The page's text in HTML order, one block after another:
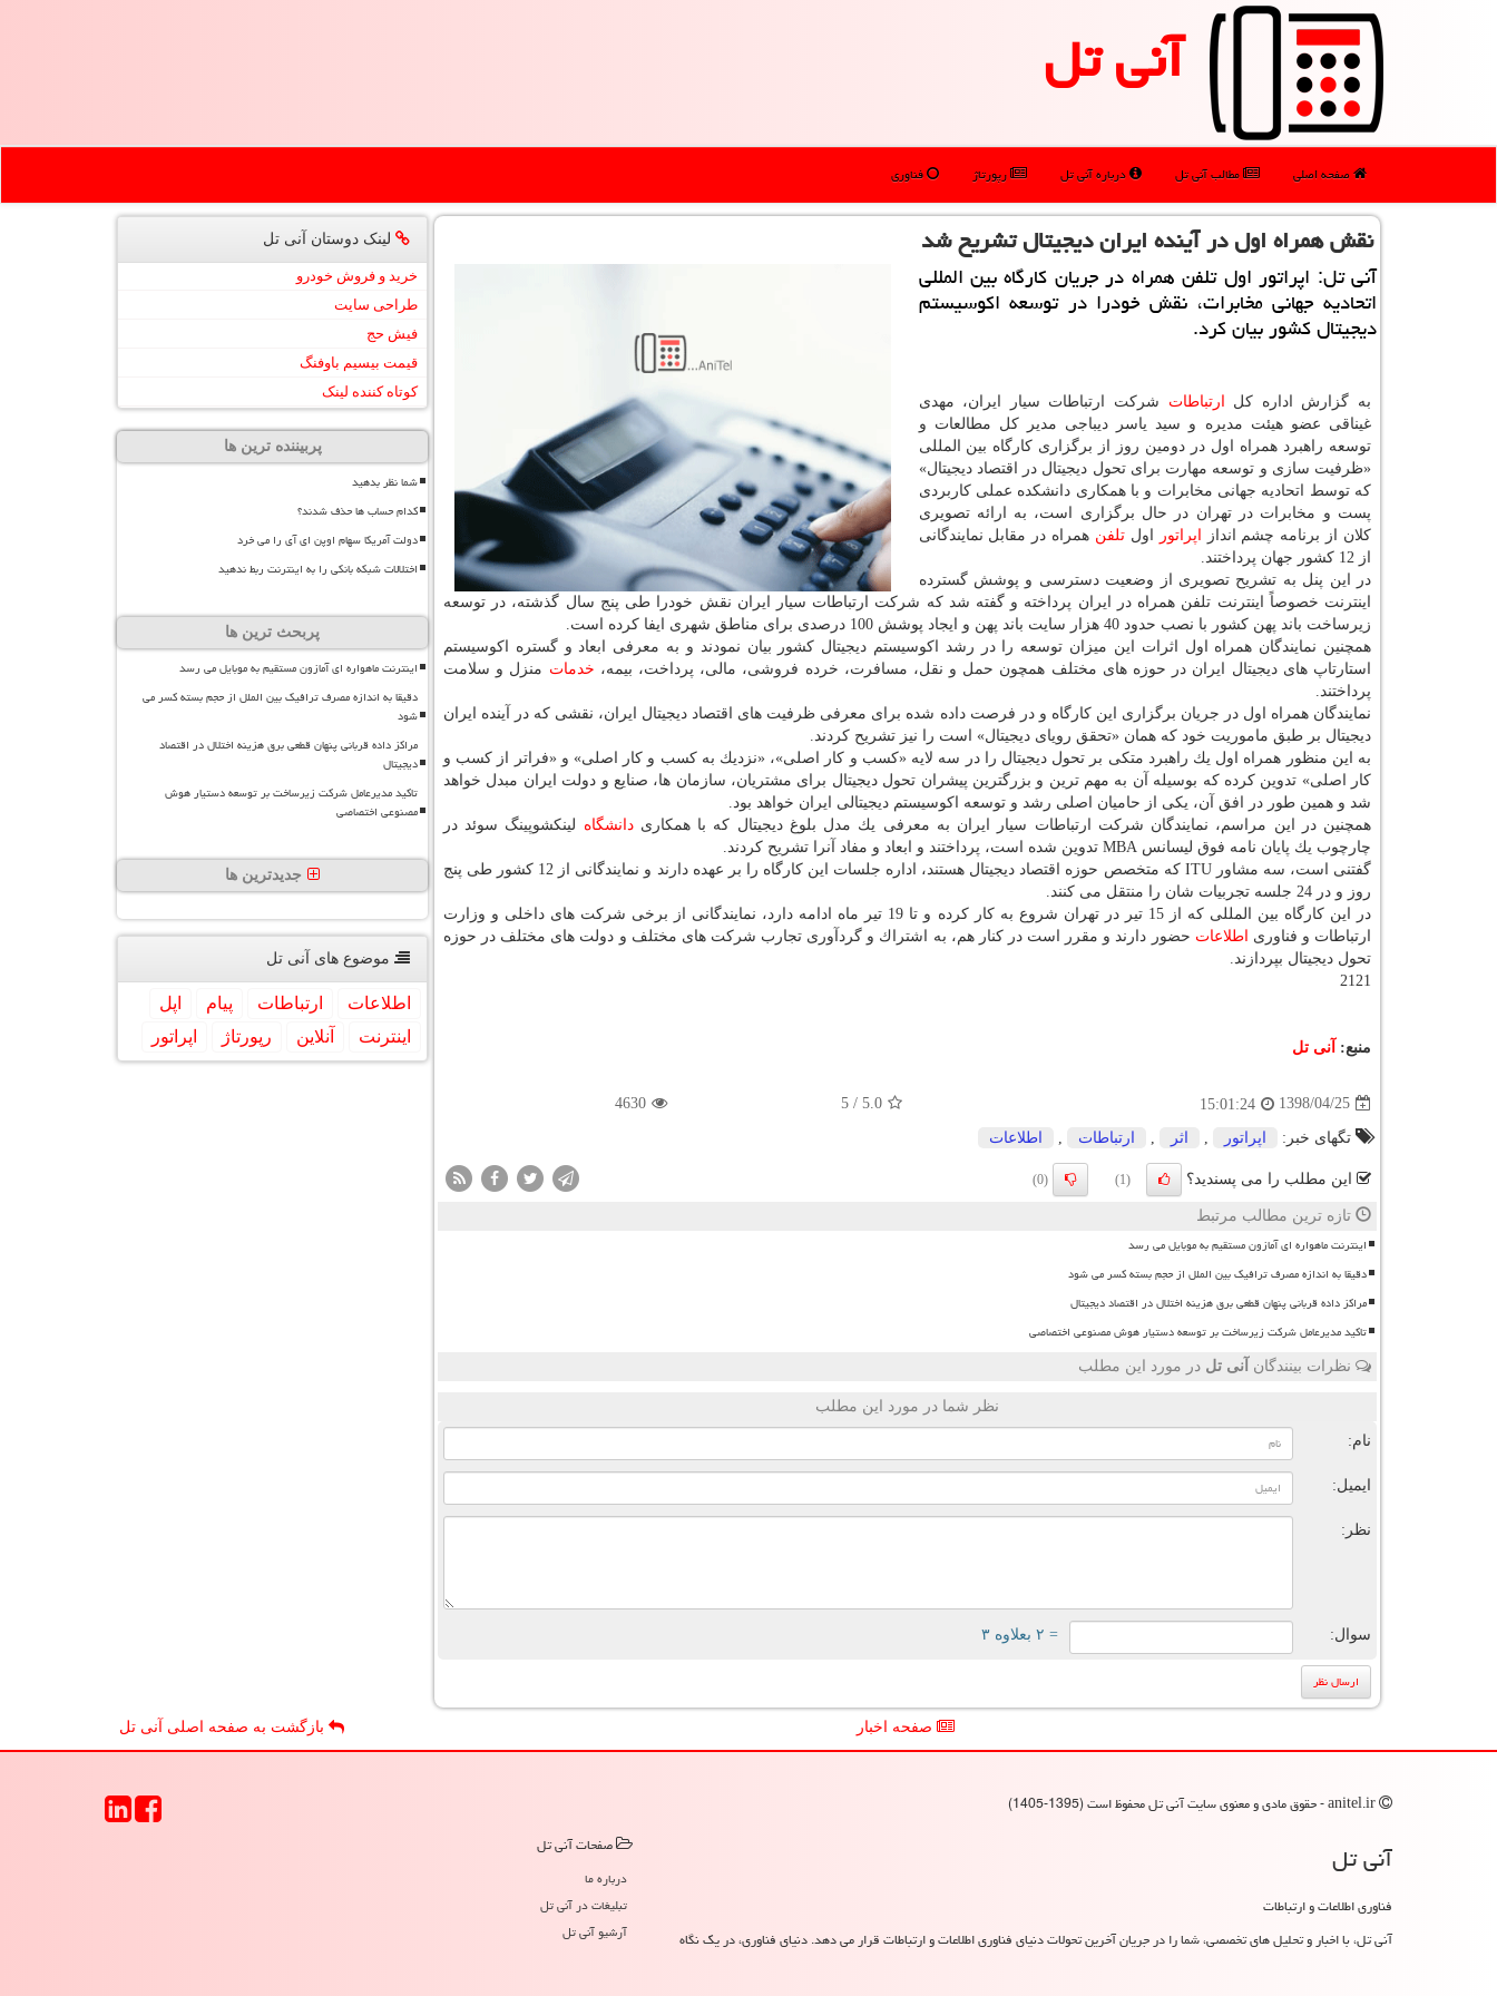
آنی تل
صفحه اصلی مطالب آنی تل درباره آنی تل رپورتاژ فناوری
نقش همراه اول در آینده ایران دیجیتال تشریح شد
آنی تل: اپراتور اول تلفن همراه در جریان كارگاه بین المللی
اتحادیه جهانی مخابرات، نقش خودرا در توسعه اكوسیستم
دیجیتال كشور بیان كرد.
به گزارش اداره كل ارتباطات شركت ارتباطات سیار ایران، مهدی
غیناقی عضو هیئت مدیره و سید یاسر دیباجی مدیر كل مطالعات و
توسعه راهبرد همراه اول در دومین روز از برگزاری كارگاه بین المللی
«ظرفیت سازی و توسعه مهارت برای تحول دیجیتال در اقتصاد دیجیتال»
كه توسط اتحادیه جهانی مخابرات و با همكاری دانشكده عملی كاربردی
پست و مخابرات در تهران در حال برگزاری است، به ارائه تصویری
كلان از برنامه چشم انداز
اپراتور اولتلفن همراه در مقابل نمایندگانی
از 12 كشور جهان پرداختند.
در این پنل به تشریح تصویری از وضعیت دسترسی و پوشش گسترده
اینترنت خصوصاً اینترنت تلفن همراه در ایران پرداخته و گفته شد كه شركت ارتباطات سیار ایران نقش خودرا طی پنج سال گذشته، در توسعه
زیرساخت باند پهن كشور با نصب حدود 40 هزار سایت باند پهن و ایجاد پوشش 100 درصدی برای مناطق شهری ایفا كرده است.
همچنین نمایندگان همراه اول اثرات این میزان توسعه را در رشد اكوسیستم دیجیتال كشور بیان نمودند و به معرفی ابعاد و گستره اكوسیستم
استارتاپ های دیجیتال ایران در حوزه های مختلف همچون حمل و نقل، مسافرت، خرده فروشی، مالی، پرداخت، بیمه، خدمات منزل و سلامت
پرداختند.
نمایندگان همراه اول در جریان برگزاری این كارگاه و در فرصت داده شده برای معرفی ظرفیت های اقتصاد دیجیتال ایران، نقشی كه در آینده ایران
دیجیتال بر طبق ماموریت خود كه همان «تحقق رویای دیجیتال» است را نیز تشریح كردند.
به این منظور همراه اول یك راهبرد متكی بر تحول دیجیتال را در سه لایه «كسب و كار اصلی»، «نزدیك به كسب و كار اصلی» و «فراتر از كسب و
كار اصلی» تدوین كرده كه بوسیله آن به مهم ترین و بزرگترین پیشران تحول دیجیتال برای مشتریان، سازمان ها، صنایع و دولت ایران مبدل خواهد
شد و همین طور در افق آن، یكی از حامیان اصلی رشد و توسعه اكوسیستم دیجیتالی ایران خواهد بود.
همچنین در این مراسم، نمایندگان شركت ارتباطات سیار ایران به معرفی یك مدل بلوغ دیجیتال كه با همكاریدانشگاه لینكشوپینگ سوئد در
چارچوب یك پایان نامه فوق لیسانس MBA تدوین شده است، پرداختند و ابعاد و مفاد آنرا تشریح كردند.
گفتنی است، سه مشاور ITU كه متخصص حوزه اقتصاد دیجیتال هستند، اداره جلسات این كارگاه را بر عهده دارند و نمایندگانی از 12 كشور طی پنج
روز و در 24 جلسه تجربیات شان را منتقل می كنند.
در این كارگاه بین المللی كه از 15 تیر در تهران شروع به كار كرده و تا 19 تیر ماه ادامه دارد، نمایندگانی از برخی شركت های داخلی و وزارت
ارتباطات و فناوری اطلاعات حضور دارند و مقرر است در كنار هم، به اشتراك و گردآوری تجارب شركت های مختلف و دولت های مختلف در حوزه
تحول دیجیتال بپردازند.
2121
منبع: آنی تل
1398/04/25
15:01:24
5.0
/
5
4630
تگهای خبر: اپراتور اثر ارتباطات اطلاعات
این مطلب را می پسندید؟ (1)
(0)
تازه ترین مطالب مرتبط
اینترنت ماهواره ای آمازون مستقیم به موبایل می رسد
دقیقا به اندازه مصرف ترافیک بین الملل از حجم بسته کسر می شود
مراکز داده قربانی پنهان قطعی برق هزینه اختلال در اقتصاد دیجیتال
تاکید مدیرعامل شرکت زیرساخت بر توسعه دستیار هوش مصنوعی اختصاصی
نظرات بینندگان آنی تل در مورد این مطلب
نظر شما در مورد این مطلب
نام:
ایمیل:
نظر:
سوال: = ۲ بعلاوه ۳
لینک دوستان آنی تل
خرید و فروش خودرو
طراحی سایت
فیش حج
قیمت بیسیم باوفنگ
کوتاه کننده لینک
پربیننده ترین ها
شما نظر بدهید
کدام حساب ها حذف شدند؟
دولت آمریکا سهام اوپن ای آی را می خرد
اختلالات شبکه بانکی را به اینترنت ربط ندهید
پربحث ترین ها
اینترنت ماهواره ای آمازون مستقیم به موبایل می رسد
دقیقا به اندازه مصرف ترافیک بین الملل از حجم بسته کسر می
شود
مراکز داده قربانی پنهان قطعی برق هزینه اختلال در اقتصاد
دیجیتال
تاکید مدیرعامل شرکت زیرساخت بر توسعه دستیار هوش
مصنوعی اختصاصی
جدیدترین ها
موضوع های آنی تل
اطلاعات ارتباطات پیام
اپل
اینترنت
آنلاین رپورتاژ اپراتور
صفحه اخبار بازگشت به صفحه اصلی آنی تل
آنی تل
فناوری اطلاعات و ارتباطات
آنی تل، با اخبار و تحلیل های تخصصی، شما را در جریان آخرین تحولات دنیای فناوری اطلاعات و ارتباطات قرار می دهد. دنیای فناوری، در یک نگاه
صفحات آنی تل
درباره ما
تبلیغات در آنی تل
آرشیو آنی تل